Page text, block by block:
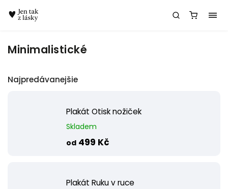
Minimalistické
Najpredávanejšie
Plakát Otisk nožiček
Skladem
od 499 Kč
Plakát Ruku v ruce